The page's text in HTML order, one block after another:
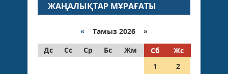
ЖАҢАЛЫҚТАР МҰРАҒАТЫ
« Тамыз 2026 »
Дс
Сс Ср Бс Жм Сб
Жс
1
2